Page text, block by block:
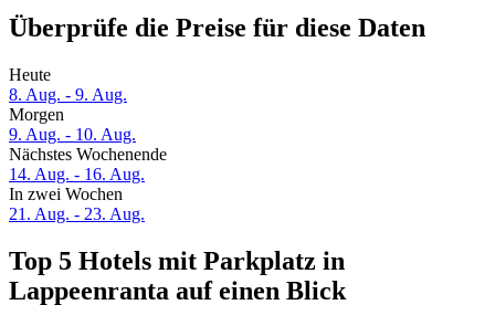
Überprüfe die Preise für diese Daten
Heute
8. Aug. - 9. Aug.
Morgen
9. Aug. - 10. Aug.
Nächstes Wochenende
14. Aug. - 16. Aug.
In zwei Wochen
21. Aug. - 23. Aug.
Top 5 Hotels mit Parkplatz in
Lappeenranta auf einen Blick